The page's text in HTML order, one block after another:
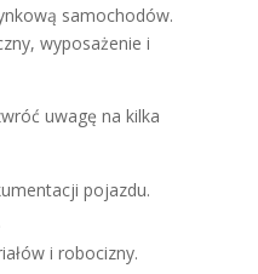
samochodów.
wyposażenie i
uwagę na kilka
pojazdu.
i robocizny.